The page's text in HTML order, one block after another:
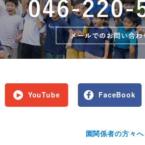
YouTube FaceBook
園関係者の方々へ